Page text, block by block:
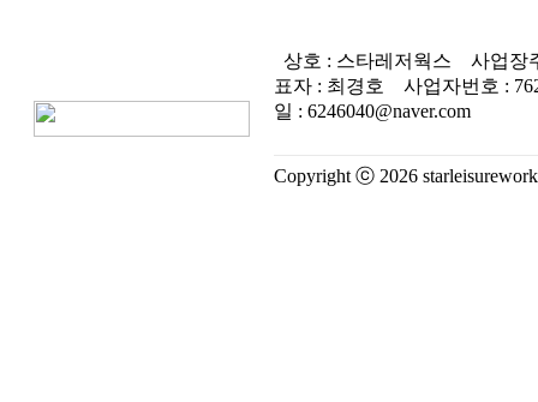
상호 : 스타레저웍스
사업장
표자 : 최경호
사업자번호 :
일 : 6246040@naver.com
Copyright ⓒ 2026